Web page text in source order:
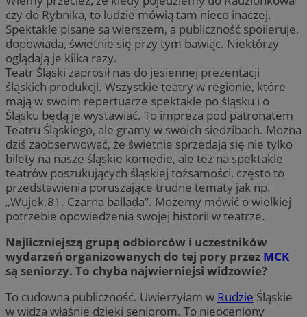
czy do Rybnika, to ludzie mówią tam nieco inaczej.
Spektakle pisane są wierszem, a publiczność spoileruje,
dopowiada, świetnie się przy tym bawiąc. Niektórzy
oglądają je kilka razy.
Teatr Śląski zaprosił nas do jesiennej prezentacji
śląskich produkcji. Wszystkie teatry w regionie, które
mają w swoim repertuarze spektakle po śląsku i o
Śląsku będą je wystawiać. To impreza pod patronatem
Teatru Śląskiego, ale gramy w swoich siedzibach. Można
dziś zaobserwować, że świetnie sprzedają się nie tylko
bilety na nasze śląskie komedie, ale też na spektakle
teatrów poszukujących śląskiej tożsamości, często to
przedstawienia poruszające trudne tematy jak np.
„Wujek.81. Czarna ballada”. Możemy mówić o wielkiej
potrzebie opowiedzenia swojej historii w teatrze.
Najliczniejszą grupą odbiorców i uczestników
wydarzeń organizowanych do tej pory przez MCK
są seniorzy. To chyba najwierniejsi widzowie?
To cudowna publiczność. Uwierzyłam w Rudzie Śląskie
w widza właśnie dzięki seniorom. To nieoceniony